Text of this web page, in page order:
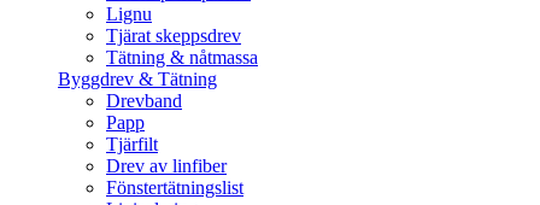
Lignu
Tjärat skeppsdrev
Tätning & nåtmassa
Byggdrev & Tätning
Drevband
Papp
Tjärfilt
Drev av linfiber
Fönstertätningslist